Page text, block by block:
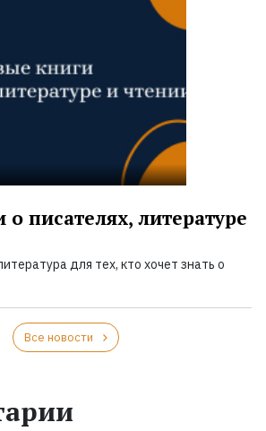
писателях, литературе
для тех, кто хочет знать о
Все новости